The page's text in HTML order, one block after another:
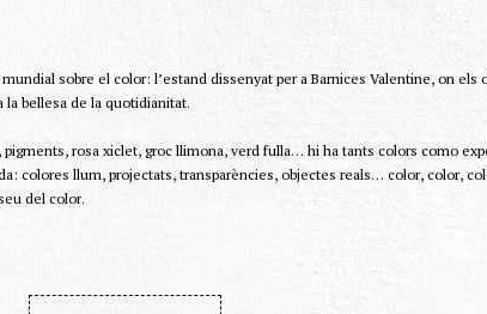
sobre el color: l’estand dissenyat per a Barnices Valentine, on
bellesa de la quotidianitat.
pigments, rosa xiclet, groc llimona, verd fulla… hi ha tants colors como
colores llum, projectats, transparències, objectes reals… color, color,
del color.